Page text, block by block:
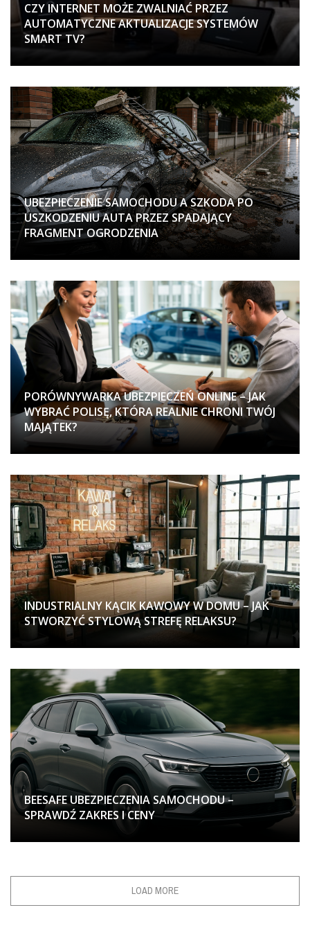
CZY INTERNET MOŻE ZWALNIAĆ PRZEZ
AUTOMATYCZNE AKTUALIZACJE SYSTEMÓW
SMART TV?
UBEZPIECZENIE SAMOCHODU A SZKODA PO
USZKODZENIU AUTA PRZEZ SPADAJĄCY
FRAGMENT OGRODZENIA
PORÓWNYWARKA UBEZPIECZEŃ ONLINE – JAK
WYBRAĆ POLISĘ, KTÓRA REALNIE CHRONI TWÓJ
MAJĄTEK?
INDUSTRIALNY KĄCIK KAWOWY W DOMU – JAK
STWORZYĆ STYLOWĄ STREFĘ RELAKSU?
BEESAFE UBEZPIECZENIA SAMOCHODU –
SPRAWDŹ ZAKRES I CENY
LOAD MORE